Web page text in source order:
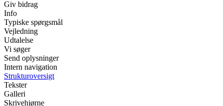
Giv bidrag
Info
Typiske spørgsmål
Vejledning
Udtalelse
Vi søger
Send oplysninger
Intern navigation
Strukturoversigt
Tekster
Galleri
Skrivehjørne